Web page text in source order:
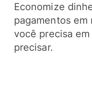
Economize
pagamentos
você precisa
precisar.